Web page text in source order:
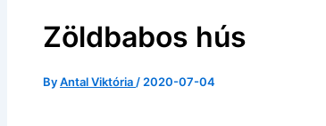
Zöldbabos hús
ByAntal Viktória / 2020-07-04